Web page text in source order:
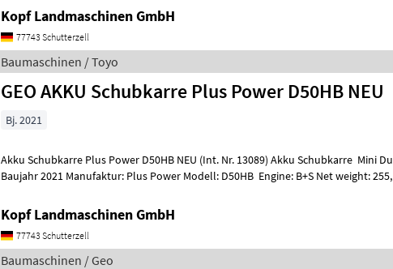
Kopf Landmaschinen GmbH
77743 Schutterzell
Baumaschinen / Toyo
GEO AKKU Schubkarre Plus Power D50HB NEU
Bj. 2021
Akku Schubkarre Plus Power D50HB NEU (Int. Nr. 13089) Akku Schubkarre Mini Dumper
Baujahr 2021 Manufaktur: Plus Power Modell: D50HB Engine: B+S Net weight: 255,
Kopf Landmaschinen GmbH
77743 Schutterzell
Baumaschinen / Geo